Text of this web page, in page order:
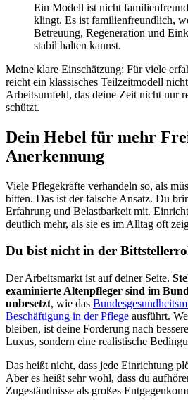
Ein Modell ist nicht
klingt. Es ist familienfreundlich,
Betreuung, Regeneration und
stabil halten kannst.
Meine klare Einschätzung: Für viele
reicht ein klassisches Teilzeitmodell
Arbeitsumfeld, das deine Zeit nicht nur
schützt.
Dein Hebel für mehr
Anerkennung
Viele Pflegekräfte verhandeln so, als
bitten. Das ist der falsche Ansatz. Du
Erfahrung und Belastbarkeit mit.
deutlich mehr, als sie es im Alltag oft
Du bist nicht in der
Der Arbeitsmarkt ist auf deiner Seite.
examinierte Altenpfleger sind im
unbesetzt, wie das
Beschäftigung in der Pflege ausführt.
bleiben, ist deine Forderung nach
Luxus, sondern eine realistische
Das heißt nicht, dass jede Einrichtung
Aber es heißt sehr wohl, dass du
Zugeständnisse als großes